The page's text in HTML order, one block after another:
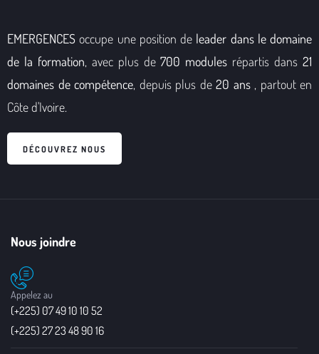
EMERGENCES occupe une position de leader dans le domaine
de la formation, avec plus de700 modules répartis dans21
domaines de compétence, depuis plus de 20 ans, partout en
Côte d'Ivoire.
DÉCOUVREZ NOUS
Nous joindre
Appelez au
(+225) 07 49 10 10 52
(+225) 27 23 48 90 16